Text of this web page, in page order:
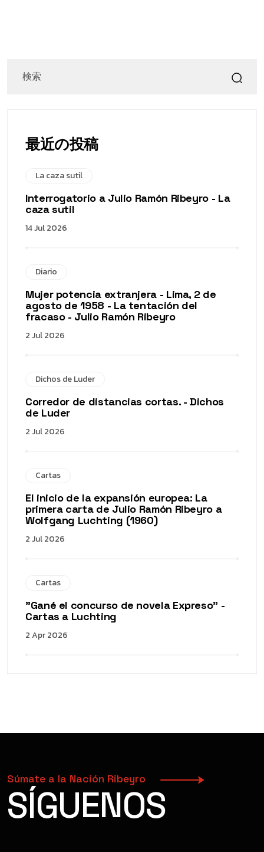
最近の投稿
La caza sutil
Interrogatorio a Julio Ramón Ribeyro - La
caza sutil
14 Jul 2026
Diario
Mujer potencia extranjera - Lima, 2 de
agosto de 1958 - La tentación del
fracaso - Julio Ramón Ribeyro
2 Jul 2026
Dichos de Luder
Corredor de distancias cortas. - Dichos
de Luder
2 Jul 2026
Cartas
El inicio de la expansión europea: La
primera carta de Julio Ramón Ribeyro a
Wolfgang Luchting (1960)
2 Jul 2026
Cartas
"Gané el concurso de novela Expreso" -
Cartas a Luchting
2 Apr 2026
Súmate a la Nación Ribeyro
SÍGUENOS